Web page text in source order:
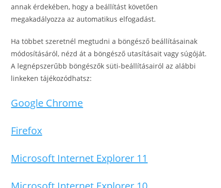
annak érdekében, hogy a beállítást követően
megakadályozza az automatikus elfogadást.
Ha többet szeretnél megtudni a böngésző beállításainak
módosításáról, nézd át a böngésző utasításait vagy súgóját.
A legnépszerűbb böngészők süti-beállításairól az alábbi
linkeken tájékozódhatsz:
Google Chrome
Firefox
Microsoft Internet Explorer 11